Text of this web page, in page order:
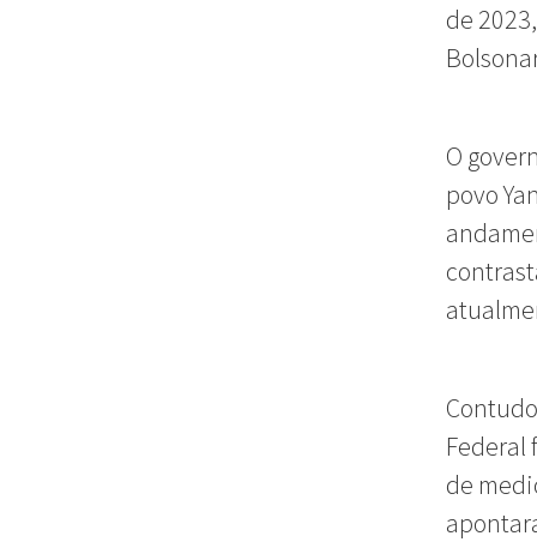
de
O
povo
Federal
de